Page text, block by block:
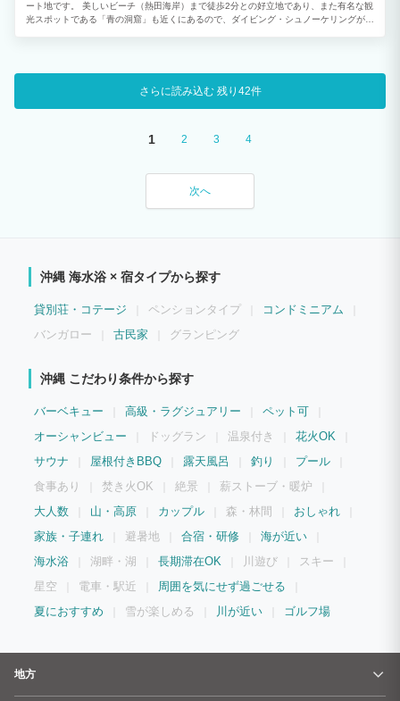
ート地です。 美しいビーチ（熱田海岸）まで徒歩2分との好立地であり、また有名な観
光スポットである「青の洞窟」も近くにあるので、ダイビング・シュノーケリングが楽
さらに読み込む残り42件
1 2 3 4
次へ
沖縄 海水浴 × 宿タイプから探す
貸別荘・コテージ ペンションタイプ
コンドミニアム
バンガロー
古民家 グランピング
沖縄 こだわり条件から探す
バーベキュー 高級・ラグジュアリー
ペット可
オーシャンビュー
ドッグラン 温泉付き
花火OK
サウナ
屋根付きBBQ 露天風呂 釣り
プール
食事あり
焚き火OK 絶景
薪ストーブ・暖炉
大人数
山・高原 カップル 森・林間
おしゃれ
家族・子連れ
避暑地 合宿・研修
海が近い
海水浴
湖畔・湖 長期滞在OK 川遊び
スキー
星空
電車・駅近
周囲を気にせず過ごせる
夏におすすめ
雪が楽しめる 川が近い ゴルフ場
地方